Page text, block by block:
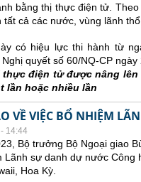
bằng thị thực điện tử.
tất cả các nước, vùng lãnh thổ.
có hiệu lực thi hành từ
quyết số 60/NQ-CP ngày
điện tử được nâng
lần hoặc nhiều lần
VỀ VIỆC BỔ NHIỆM
14:44
Bộ trưởng Bộ Ngoại giao
Lãnh sự danh dự nước Công
Hoa Kỳ.